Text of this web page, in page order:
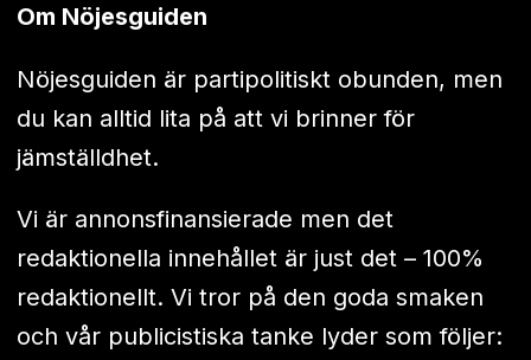
Om Nöjesguiden
Nöjesguiden är partipolitiskt obunden, men
du kan alltid lita på att vi brinner för
jämställdhet.
Vi är annonsfinansierade men det
redaktionella innehållet är just det – 100%
redaktionellt. Vi tror på den goda smaken
och vår publicistiska tanke lyder som följer: